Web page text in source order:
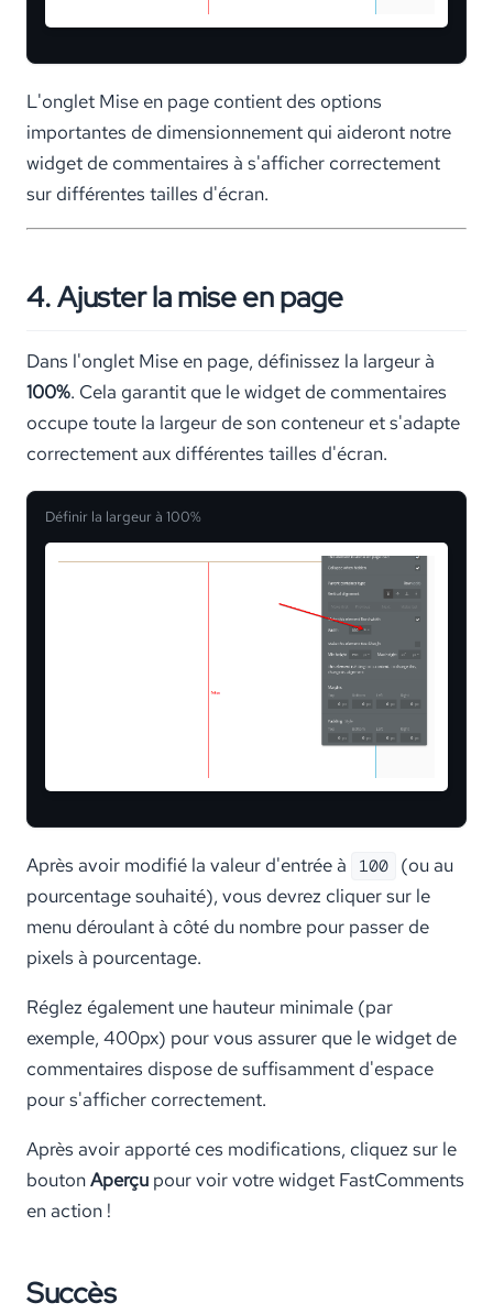
L'onglet Mise en page contient des options
importantes de dimensionnement qui aideront notre
widget de commentaires à s'afficher correctement
sur différentes tailles d'écran.
4. Ajuster la mise en page
Dans l'onglet Mise en page, définissez la largeur à
100%. Cela garantit que le widget de commentaires
occupe toute la largeur de son conteneur et s'adapte
correctement aux différentes tailles d'écran.
Définir la largeur à 100%
Après avoir modifié la valeur d'entrée à 100 (ou au
pourcentage souhaité), vous devrez cliquer sur le
menu déroulant à côté du nombre pour passer de
pixels à pourcentage.
Réglez également une hauteur minimale (par
exemple, 400px) pour vous assurer que le widget de
commentaires dispose de suffisamment d'espace
pour s'afficher correctement.
Après avoir apporté ces modifications, cliquez sur le
boutonAperçu pour voir votre widget FastComments
en action !
Succès